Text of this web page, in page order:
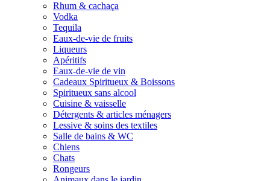
Rhum & cachaça
Vodka
Tequila
Eaux-de-vie de fruits
Liqueurs
Apéritifs
Eaux-de-vie de vin
Cadeaux Spiritueux & Boissons
Spiritueux sans alcool
Cuisine & vaisselle
Détergents & articles ménagers
Lessive & soins des textiles
Salle de bains & WC
Chiens
Chats
Rongeurs